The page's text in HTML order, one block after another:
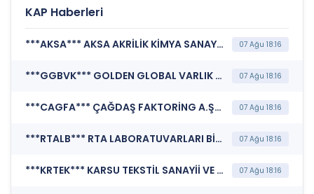
KAP Haberleri
***AKSA*** AKSA AKRİLİK KİMYA SANAYİİ A.Ş. (Yönetim Kurulu Komiteleri) 07 Ağu 18:16
***GGBVK*** GOLDEN GLOBAL VARLIK KİRALAMA A.Ş. (Finansal Rapor ) 07 Ağu 18:16
***CAGFA*** ÇAĞDAŞ FAKTORİNG A.Ş. (Sorumluluk Beyanı (Konsolide Olmayan)) 07 Ağu 18:16
***RTALB*** RTA LABORATUVARLARI BİYOLOJİK ÜRÜNLER İLAÇ VE MAKİNE SANAYİ TİCARET A.Ş. (Sorumluluk Beyanı (Konsolide Olmayan)) 07 Ağu 18:16
***KRTEK*** KARSU TEKSTİL SANAYİİ VE TİCARET A.Ş. (Finansal Rapor ) 07 Ağu 18:16